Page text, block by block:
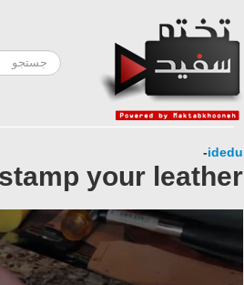
idedu
-
your leather